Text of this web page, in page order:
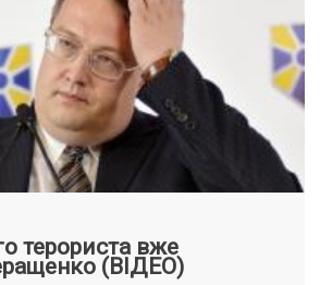
терориста вже
(ВІДЕО)